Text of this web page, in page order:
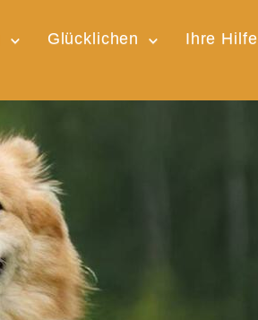
Glücklichen Ihre Hilfe